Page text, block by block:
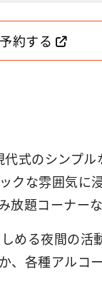
予約する
式のシンプ
な雰囲気
題コーナーな
る夜間の活
各種アル